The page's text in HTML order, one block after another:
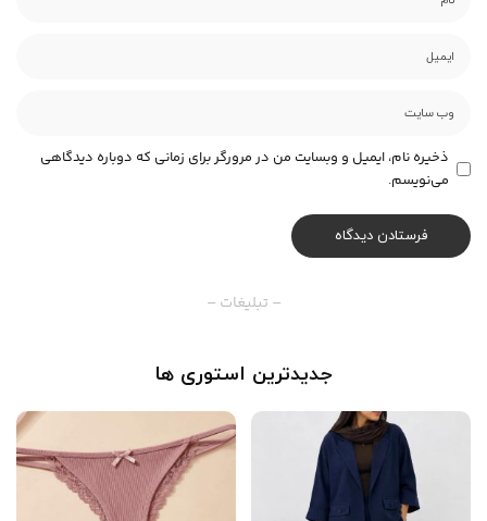
ذخیره نام، ایمیل و وبسایت من در مرورگر برای زمانی که دوباره دیدگاهی
می‌نویسم.
– تبلیغات –
جدیدترین استوری ها